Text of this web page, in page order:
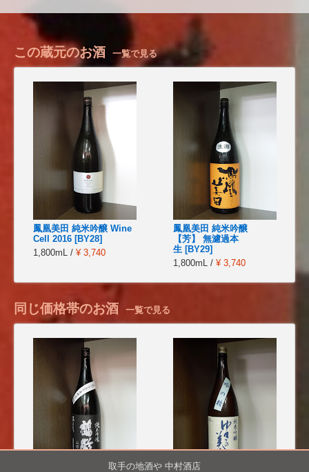
この蔵元のお酒 一覧で見る
鳳凰美田 純米吟醸 Wine
Cell 2016 [BY28]
1,800mL / ¥ 3,740
鳳凰美田 純米吟醸
【芳】 無濾過本
生 [BY29]
1,800mL / ¥ 3,740
同じ価格帯のお酒 一覧で見る
取手の地酒や 中村酒店